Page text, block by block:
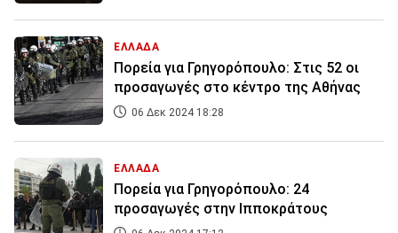
ΕΛΛΑΔΑ
Πορεία για Γρηγορόπουλο: Στις 52 οι
προσαγωγές στο κέντρο της Αθήνας
06 Δεκ 2024 18:28
ΕΛΛΑΔΑ
Πορεία για Γρηγορόπουλο: 24
προσαγωγές στην Ιπποκράτους